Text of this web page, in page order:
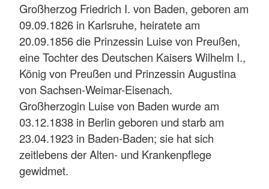
Großherzog Friedrich I. von Baden, geboren am
09.09.1826 in Karlsruhe, heiratete am
20.09.1856 die Prinzessin Luise von Preußen,
eine Tochter des Deutschen Kaisers Wilhelm I.,
König von Preußen und Prinzessin Augustina
von Sachsen-Weimar-Eisenach.
Großherzogin Luise von Baden wurde am
03.12.1838 in Berlin geboren und starb am
23.04.1923 in Baden-Baden; sie hat sich
zeitlebens der Alten- und Krankenpflege
gewidmet.